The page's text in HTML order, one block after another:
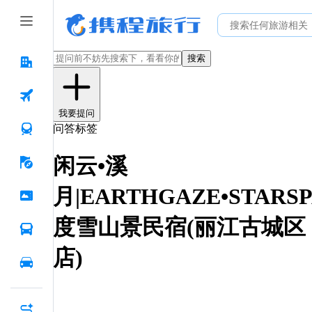
搜索
我要提问
问答标签
闲云•溪
月
度雪山景民宿(丽江古城区
店)